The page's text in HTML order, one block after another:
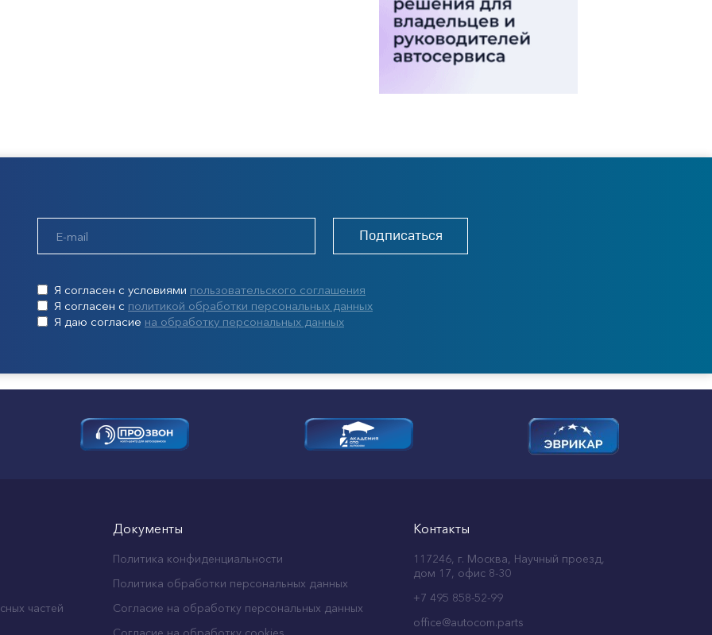
Подписаться
Я согласен с условиями пользовательского соглашения
Я согласен с политикой обработки персональных данных
Я даю согласие на обработку персональных данных
частей
Документы
Политика конфиденциальности
Политика обработки персональных данных
Согласие на обработку персональных данных
Контакты
117246, г. Москва, Научный проезд,
дом 17, офис 8-30
+7 495 858-52-99
office@autocom.parts